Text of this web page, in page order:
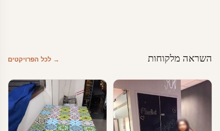
השראה מלקוחות → לכל הפרויקטים